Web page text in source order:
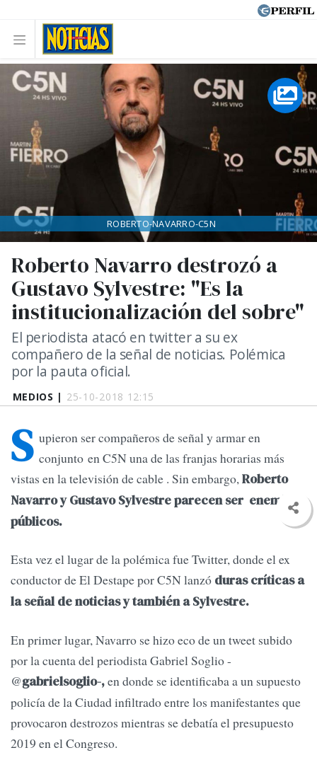
MEDIOS | 25-10-2018 12:15
Roberto Navarro destrozó a
Gustavo Sylvestre: "Es la
institucionalización del sobre"
El periodista atacó en twitter a su ex
compañero de la señal de noticias. Polémica
por la pauta oficial.
ROBERTO-NAVARRO-C5N
S upieron ser compañeros de señal y armar en
conjunto en C5N una de las franjas horarias más
vistas en la televisión de cable . Sin embargo,Roberto
Navarro y Gustavo Sylvestre parecen ser enemigos
públicos.
Esta vez el lugar de la polémica fue Twitter, donde el ex
conductor de El Destape por C5N lanzó duras críticas a
la señal de noticias y también a Sylvestre.
En primer lugar, Navarro se hizo eco de un tweet subido
por la cuenta del periodista Gabriel Soglio -
@gabrielsoglio-,en donde se identificaba a un supuesto
policía de la Ciudad infiltrado entre los manifestantes que
provocaron destrozos mientras se debatía el presupuesto
2019 en el Congreso.